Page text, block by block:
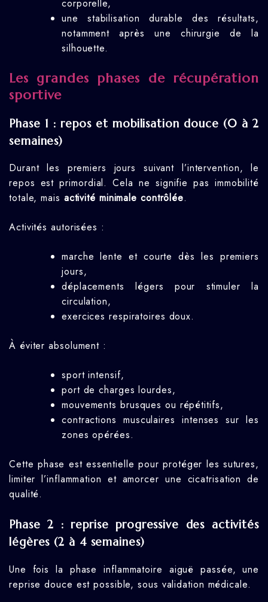
corporelle,
une stabilisation durable des résultats,
notamment après une chirurgie de la
silhouette.
Les grandes phases de récupération
sportive
Phase 1 : repos et mobilisation douce (0 à 2
semaines)
Durant les premiers jours suivant l’intervention, le
repos est primordial. Cela ne signifie pas immobilité
totale, mais activité minimale contrôlée.
Activités autorisées :
marche lente et courte dès les premiers
jours,
déplacements légers pour stimuler la
circulation,
exercices respiratoires doux.
À éviter absolument :
sport intensif,
port de charges lourdes,
mouvements brusques ou répétitifs,
contractions musculaires intenses sur les
zones opérées.
Cette phase est essentielle pour protéger les sutures,
limiter l’inflammation et amorcer une cicatrisation de
qualité.
Phase 2 : reprise progressive des activités
légères (2 à 4 semaines)
Une fois la phase inflammatoire aiguë passée, une
reprise douce est possible, sous validation médicale.